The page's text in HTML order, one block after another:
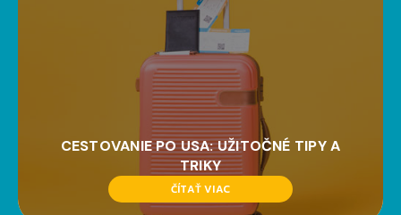
CESTOVANIE PO USA: UŽITOČNÉ TIPY A
TRIKY
ČÍTAŤ VIAC